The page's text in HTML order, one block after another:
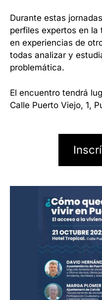
Durante estas
perfiles expertos en
en experiencias de
todas analizar y
problemática.
El encuentro tendrá
Calle Puerto Viejo, 1,